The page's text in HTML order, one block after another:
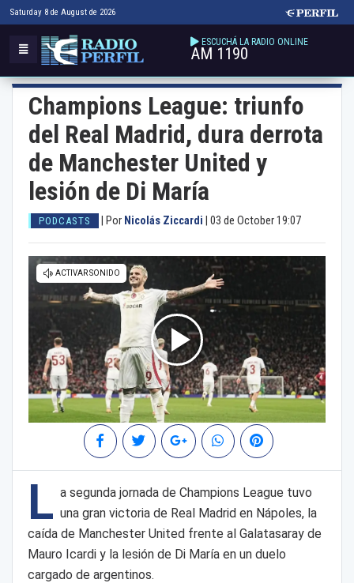
Saturday 8 de August de 2026
ESCUCHÁ LA RADIO ONLINE
AM 1190
Champions League: triunfo
del Real Madrid, dura derrota
de Manchester United y
lesión de Di María
PODCASTS Por Nicolás Ziccardi 03 de October 19:07
L a segunda jornada de Champions League tuvo
una gran victoria de Real Madrid en Nápoles, la
caída de Manchester United frente al Galatasaray de
Mauro Icardi y la lesión de Di María en un duelo
cargado de argentinos.